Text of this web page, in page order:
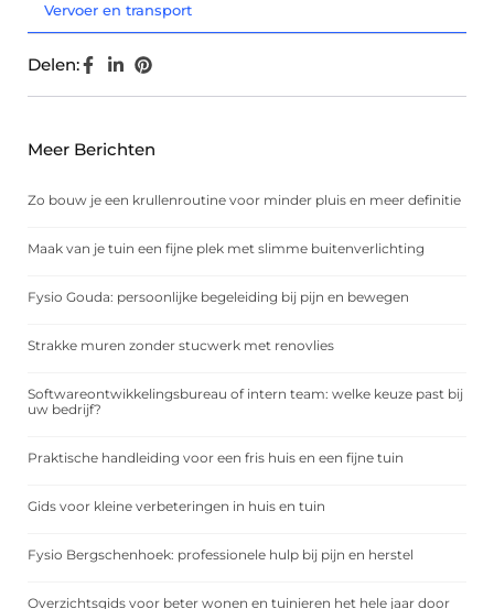
Vervoer en transport
Delen:
Meer Berichten
Zo bouw je een krullenroutine voor minder pluis en meer definitie
Maak van je tuin een fijne plek met slimme buitenverlichting
Fysio Gouda: persoonlijke begeleiding bij pijn en bewegen
Strakke muren zonder stucwerk met renovlies
Softwareontwikkelingsbureau of intern team: welke keuze past bij
uw bedrijf?
Praktische handleiding voor een fris huis en een fijne tuin
Gids voor kleine verbeteringen in huis en tuin
Fysio Bergschenhoek: professionele hulp bij pijn en herstel
Overzichtsgids voor beter wonen en tuinieren het hele jaar door